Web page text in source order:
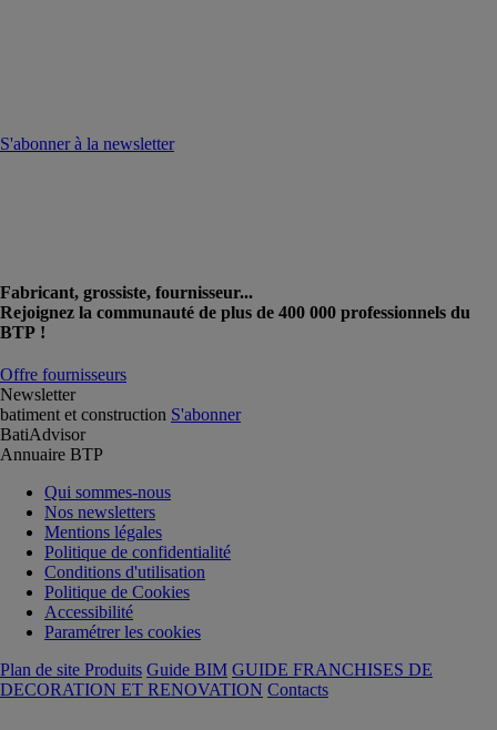
S'abonner à la newsletter
Fabricant, grossiste, fournisseur...
Rejoignez la communauté de plus de 400 000 professionnels du
BTP !
Offre fournisseurs
Newsletter
batiment et construction S'abonner
BatiAdvisor
Annuaire BTP
Qui sommes-nous
Nos newsletters
Mentions légales
Politique de confidentialité
Conditions d'utilisation
Politique de Cookies
Accessibilité
Paramétrer les cookies
Plan de site Produits Guide BIM GUIDE FRANCHISES DE
DECORATION ET RENOVATION Contacts